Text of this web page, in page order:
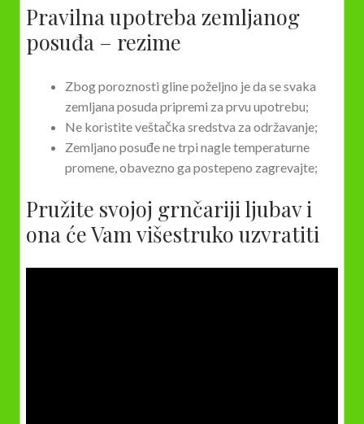
Pravilna upotreba zemljanog
posuđa – rezime
Zbog poroznosti gline poželjno je da se svaka
zemljana posuda pripremi za prvu upotrebu;
Ne koristite veštačka sredstva za održavanje;
Zemljano posuđe ne trpi nagle temperaturne
promene, obavezno ga postepeno zagrevajte;
Pružite svojoj grnčariji ljubav i
ona će Vam višestruko uzvratiti